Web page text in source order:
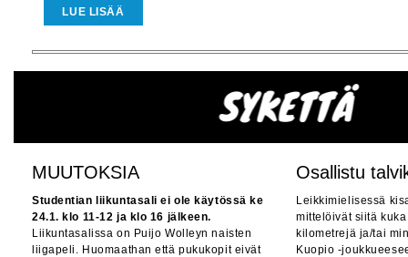
LUE LISÄÄ
MUUTOKSIA
Studentian liikuntasali ei ole käytössä ke
24.1. klo 11-12 ja klo 16 jälkeen.
Liikuntasalissa on Puijo Wolleyn naisten
liigapeli. Huomaathan että pukukopit eivät
Osallistu
Leikkimielisessä
mittelöivät siitä
kilometrejä ja/tai
Kuopio -